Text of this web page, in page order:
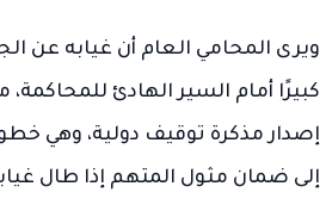
ويرى المحامي العام أن غيابه عن
كبيرًا أمام السير الهادئ
إصدار مذكرة توقيف دولية، وهي
إلى ضمان مثول المتهم إذا طال